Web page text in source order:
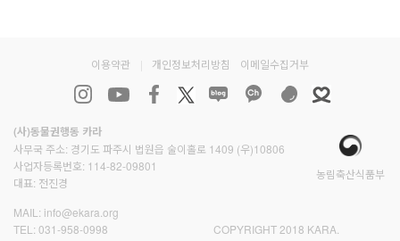
이용약관 개인정보처리방침 이메일수집거부
(사)동물권행동 카라
사무국 주소: 경기도 파주시 법원읍 술이홀로 1409 (우)10806
사업자등록번호: 114-82-09801
대표: 전진경
농림축산식품부
MAIL: info@ekara.org
TEL: 031-958-0998
COPYRIGHT 2018 KARA.